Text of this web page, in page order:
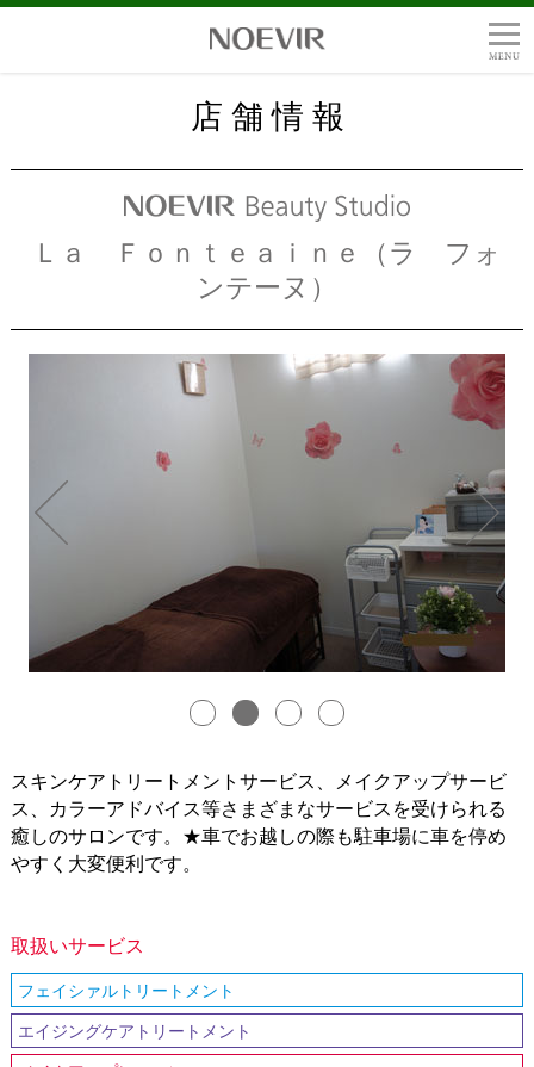
店 舗 情 報
Ｌａ Ｆｏｎｔｅａｉｎｅ（ラ フォ
ンテーヌ）
スキンケアトリートメントサービス、メイクアップサービ
ス、カラーアドバイス等さまざまなサービスを受けられる
癒しのサロンです。★車でお越しの際も駐車場に車を停め
やすく大変便利です。
取扱いサービス
フェイシァルトリートメント
エイジングケアトリートメント